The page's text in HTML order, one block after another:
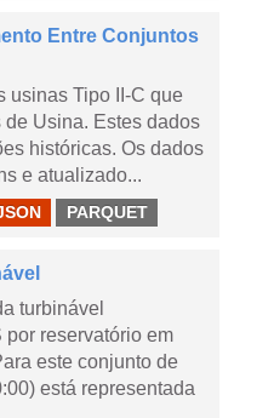
Entre Conjuntos
usinas Tipo II-C que
Usina. Estes dados
históricas. Os dados
e atualizado...
PARQUET
turbinável
reservatório em
este conjunto de
está representada